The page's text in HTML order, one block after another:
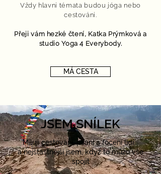
Vždy hlavní témata budou jóga nebo
cestování.
Přeji vám hezké čtení, Katka Prýmková a
studio Yoga 4 Everybody.
MÁ CESTA
JSEM SNÍLEK
Miluji cestování, psaní a focení lidí...
a nejšťastnější jsem, když to můžu vše
spojit